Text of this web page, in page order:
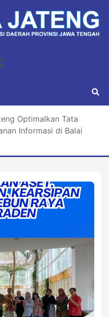
Optimalkan Tata
Informasi di Balai